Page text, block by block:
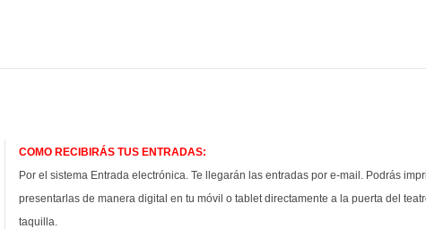
COMO RECIBIRÁS TUS ENTRADAS:
Por el sistema Entrada electrónica. Te llegarán las entradas por e-mail. Podrás
presentarlas de manera digital en tu móvil o tablet directamente a la puerta del
taquilla.